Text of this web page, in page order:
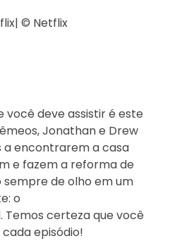
© Netflix
você deve assistir é este
Jonathan e Drew
a encontrarem a casa
e fazem a reforma de
sempre de olho em um
o
certeza que você
episódio!